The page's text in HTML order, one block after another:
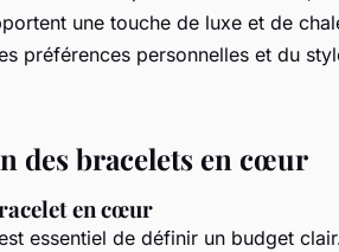
une touche de luxe et de
préférences personnelles et du
des bracelets en cœur
en cœur
essentiel de définir un budget